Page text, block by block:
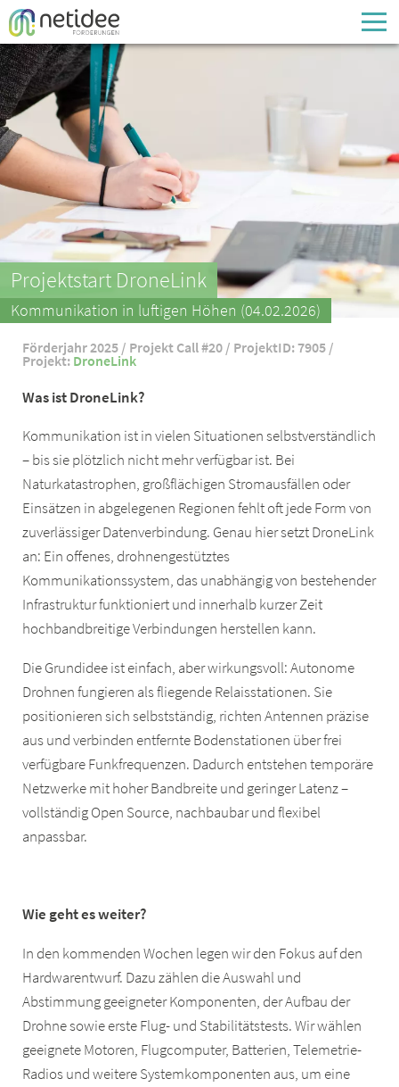
Enter your username or email address
Passwort
Passwort vergessen
Projektstart DroneLink
Kommunikation in luftigen Höhen (04.02.2026)
Förderjahr 2025 / Projekt Call #20 / ProjektID: 7905 /
Projekt: DroneLink
Was ist DroneLink?
Kommunikation ist in vielen Situationen selbstverständlich
– bis sie plötzlich nicht mehr verfügbar ist. Bei
Naturkatastrophen, großflächigen Stromausfällen oder
Einsätzen in abgelegenen Regionen fehlt oft jede Form von
zuverlässiger Datenverbindung. Genau hier setzt DroneLink
an: Ein offenes, drohnengestütztes
Kommunikationssystem, das unabhängig von bestehender
Infrastruktur funktioniert und innerhalb kurzer Zeit
hochbandbreitige Verbindungen herstellen kann.
Die Grundidee ist einfach, aber wirkungsvoll: Autonome
Drohnen fungieren als fliegende Relaisstationen. Sie
positionieren sich selbstständig, richten Antennen präzise
aus und verbinden entfernte Bodenstationen über frei
verfügbare Funkfrequenzen. Dadurch entstehen temporäre
Netzwerke mit hoher Bandbreite und geringer Latenz –
vollständig Open Source, nachbaubar und flexibel
anpassbar.
Wie geht es weiter?
In den kommenden Wochen legen wir den Fokus auf den
Hardwarentwurf. Dazu zählen die Auswahl und
Abstimmung geeigneter Komponenten, der Aufbau der
Drohne sowie erste Flug- und Stabilitätstests. Wir wählen
geeignete Motoren, Flugcomputer, Batterien, Telemetrie-
Radios und weitere Systemkomponenten aus, um eine